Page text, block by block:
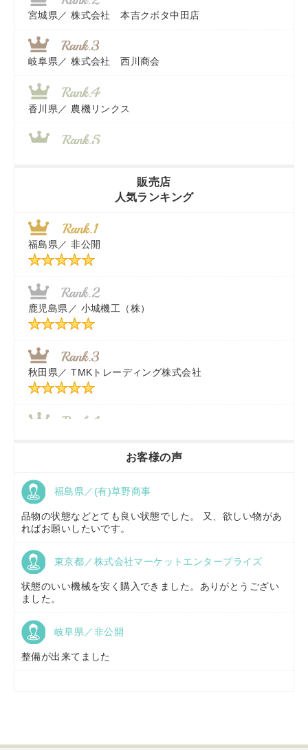
宮城県／ 株式会社 本吉クボタ中田店
岐阜県／ 株式会社 西川商会
香川県／ 農機リンクス
近江商事合同会社：「茨城中古農建機販売」
千葉県／ 株式会社テクノ・タカ
福岡県／株式会社カドワキ機械（旧ナカガワ農機商会）
東京都／
秋田県／ TMKトレーディング株式会社
販売店
人気ランキング
福島県／ 非公開
鹿児島県／ 小城機工（株）
秋田県／ TMKトレーディング株式会社
京都府／
福島県／(有)草野商事
山形県／株式会社ノーキステージ
お客様の声
福島県／(有)草野商事
品物の状態などとても良い状態でした。 又、欲しい物があ
ればお願いしたいです。
東京都／株式会社マーケットエンタープライズ
状態のいい機械を安く購入できました。ありがとうござい
ました。
岐阜県／非公開
整備が出来てました